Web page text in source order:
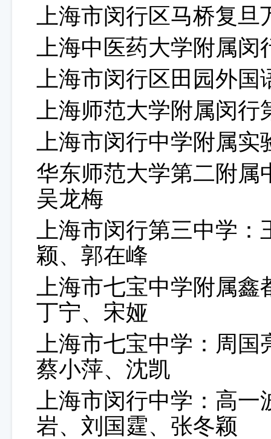
上海市闵行区马桥复
上海中医药大学附属
上海市闵行区田园外
上海师范大学附属闵
上海市闵行中学附属
华东师范大学第二附属
吴龙梅
上海市闵行第三中学
颖、郭在峰
上海市七宝中学附属
丁宁、宋娅
上海市七宝中学：周
蔡小萍、沈凯
上海市闵行中学：高
岩、刘国霆、张冬颖